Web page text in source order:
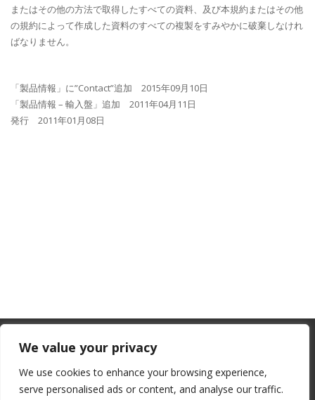
We value your privacy
We use cookies to enhance your browsing experience,
serve personalised ads or content, and analyse our traffic.
またはその他の方法で取得したすべての資料、及び本規約またはその他
の規約によって作成した資料のすべての複製をすみやかに破棄しなけれ
ばなりません。
「製品情報」に”Contact”追加 2015年09月10日
「製品情報 – 輸入盤」追加 2011年04月11日
発行 2011年01月08日
From July 1, 2026, the EU will remove
the “de minimis” duty exemption for
imports. Low-value shipments will be
subject to a €3 customs duty per